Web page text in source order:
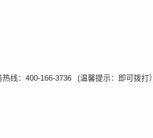
线：400-166-3736 (温馨提示：即可拨打）